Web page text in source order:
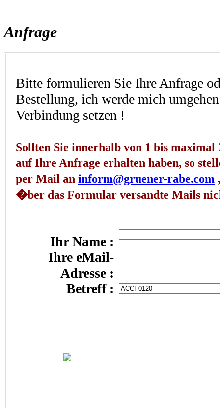
Anfrage
Bitte formulieren Sie Ihre Anfrage
Bestellung, ich werde mich
Verbindung setzen !
Sollten Sie innerhalb von 1 bis
auf Ihre Anfrage erhalten haben, so
per Mail an inform@gruener-rabe.com
�ber das Formular versandte Mails
Ihr Name :
Ihre eMail-
Adresse :
Betreff :